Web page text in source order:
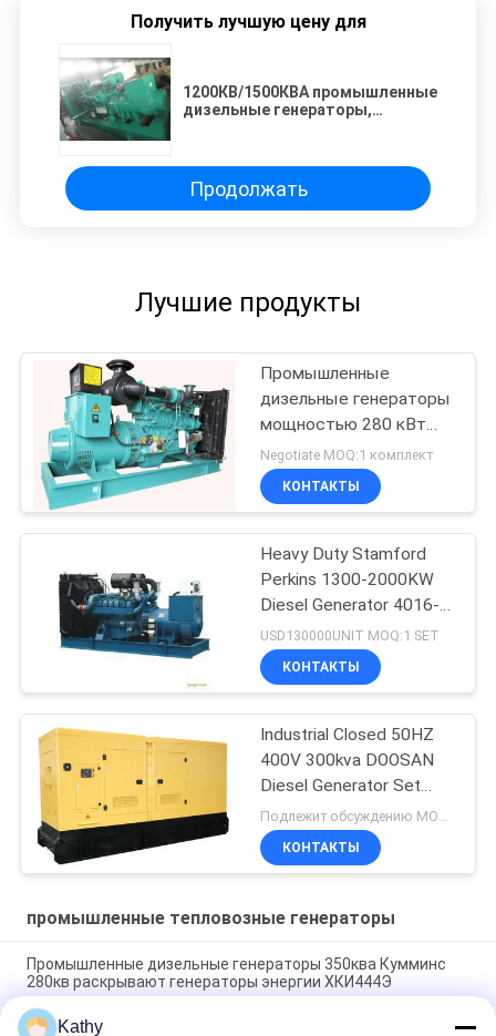
Получить лучшую цену для
1200КВ/1500КВА промышленные
дизельные генераторы,
Продолжать
Лучшие продукты
Промышленные
дизельные генераторы
мощностью 280 кВт
350 кВт
Negotiate MOQ:1 комплект
КОНТАКТЫ
Heavy Duty Stamford
Perkins 1300-2000KW
Diesel Generator 4016-
TAG1A
USD130000UNIT MOQ:1 SET
КОНТАКТЫ
Industrial Closed 50HZ
400V 300kva DOOSAN
Diesel Generator Set
P126TI HCI444D
КОНТАКТЫ
промышленные тепловозные генераторы
Промышленные дизельные генераторы 350ква Кумминс
280кв раскрывают генераторы энергии ХКИ444Э
основания генератора АК силы выхода 120КВ железный
Kathy